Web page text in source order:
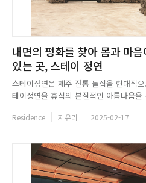
내면의 평화를 찾아 몸과 마
있는 곳, 스테이 정연
스테이정연은 제주 전통 돌집을 현대적
테이정연을 휴식의 본질적인 아름다움
젠 스타일의 현대적이고 감각적인 공간
Residence 지유리 2025-02-17